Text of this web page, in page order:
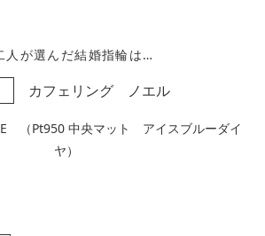
人が選んだ結婚指輪は…
カフェリング ノエル
（Pt950 中央マット アイスブルーダイ
ヤ）